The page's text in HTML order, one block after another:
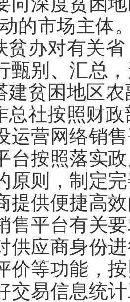
的市场主体
贫办对有关
甄别、汇总
建贫困地区
总社按照财
运营网络销
台按照落实
原则，制定
提供便捷高
售平台有关
供应商身份
价等功能，
交易信息统